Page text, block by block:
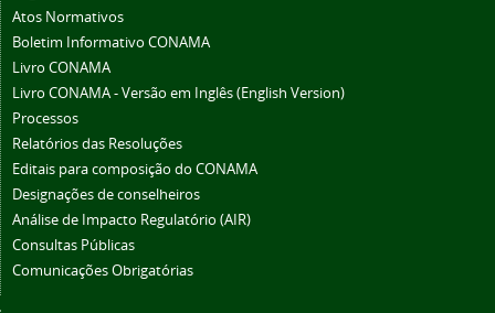
Atos Normativos
Boletim Informativo CONAMA
Livro CONAMA
Livro CONAMA - Versão em Inglês (English Version)
Processos
Relatórios das Resoluções
Editais para composição do CONAMA
Designações de conselheiros
Análise de Impacto Regulatório (AIR)
Consultas Públicas
Comunicações Obrigatórias